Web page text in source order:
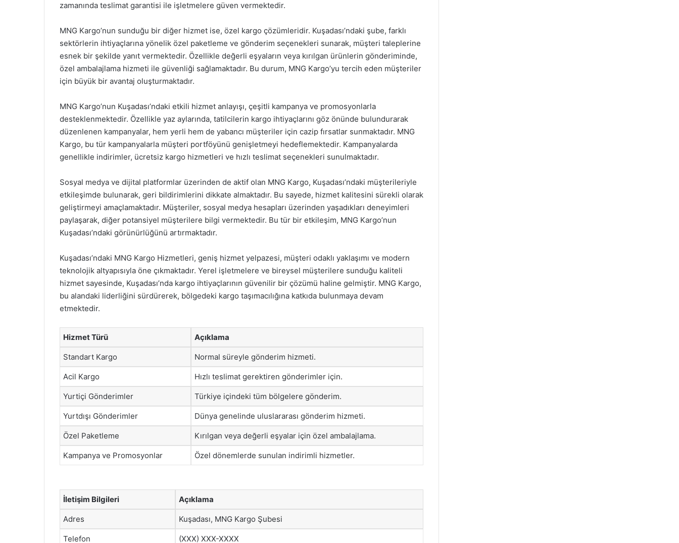
zamanında teslimat garantisi ile işletmelere güven vermektedir.
MNG Kargo’nun sunduğu bir diğer hizmet ise, özel kargo çözümleridir. Kuşadası’ndaki şube, farklı
sektörlerin ihtiyaçlarına yönelik özel paketleme ve gönderim seçenekleri sunarak, müşteri taleplerine
esnek bir şekilde yanıt vermektedir. Özellikle değerli eşyaların veya kırılgan ürünlerin gönderiminde,
özel ambalajlama hizmeti ile güvenliği sağlamaktadır. Bu durum, MNG Kargo’yu tercih eden müşteriler
için büyük bir avantaj oluşturmaktadır.
MNG Kargo’nun Kuşadası’ndaki etkili hizmet anlayışı, çeşitli kampanya ve promosyonlarla
desteklenmektedir. Özellikle yaz aylarında, tatilcilerin kargo ihtiyaçlarını göz önünde bulundurarak
düzenlenen kampanyalar, hem yerli hem de yabancı müşteriler için cazip fırsatlar sunmaktadır. MNG
Kargo, bu tür kampanyalarla müşteri portföyünü genişletmeyi hedeflemektedir. Kampanyalarda
genellikle indirimler, ücretsiz kargo hizmetleri ve hızlı teslimat seçenekleri sunulmaktadır.
Sosyal medya ve dijital platformlar üzerinden de aktif olan MNG Kargo, Kuşadası’ndaki müşterileriyle
etkileşimde bulunarak, geri bildirimlerini dikkate almaktadır. Bu sayede, hizmet kalitesini sürekli olarak
geliştirmeyi amaçlamaktadır. Müşteriler, sosyal medya hesapları üzerinden yaşadıkları deneyimleri
paylaşarak, diğer potansiyel müşterilere bilgi vermektedir. Bu tür bir etkileşim, MNG Kargo’nun
Kuşadası’ndaki görünürlüğünü artırmaktadır.
Kuşadası’ndaki MNG Kargo Hizmetleri, geniş hizmet yelpazesi, müşteri odaklı yaklaşımı ve modern
teknolojik altyapısıyla öne çıkmaktadır. Yerel işletmelere ve bireysel müşterilere sunduğu kaliteli
hizmet sayesinde, Kuşadası’nda kargo ihtiyaçlarının güvenilir bir çözümü haline gelmiştir. MNG Kargo,
bu alandaki liderliğini sürdürerek, bölgedeki kargo taşımacılığına katkıda bulunmaya devam
etmektedir.
Hizmet Türü Açıklama
Standart Kargo Normal süreyle gönderim hizmeti.
Acil Kargo Hızlı teslimat gerektiren gönderimler için.
Yurtiçi Gönderimler Türkiye içindeki tüm bölgelere gönderim.
Yurtdışı Gönderimler Dünya genelinde uluslararası gönderim hizmeti.
Özel Paketleme Kırılgan veya değerli eşyalar için özel ambalajlama.
Kampanya ve Promosyonlar Özel dönemlerde sunulan indirimli hizmetler.
İletişim Bilgileri Açıklama
Adres Kuşadası, MNG Kargo Şubesi
Telefon (XXX) XXX-XXXX